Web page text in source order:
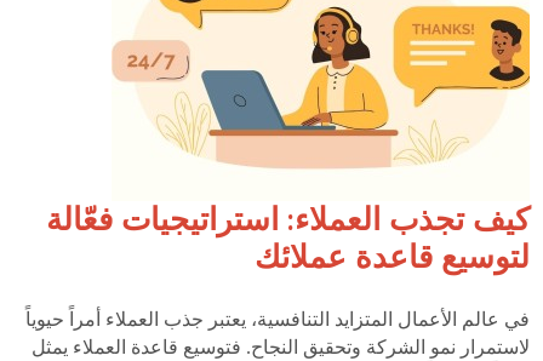
كيف تجذب العملاء: استراتيجيات فعّالة
لتوسيع قاعدة عملائك
في عالم الأعمال المتزايد التنافسية، يعتبر جذب العملاء أمراً حيوياً
لاستمرار نمو الشركة وتحقيق النجاح. فتوسيع قاعدة العملاء يمثل